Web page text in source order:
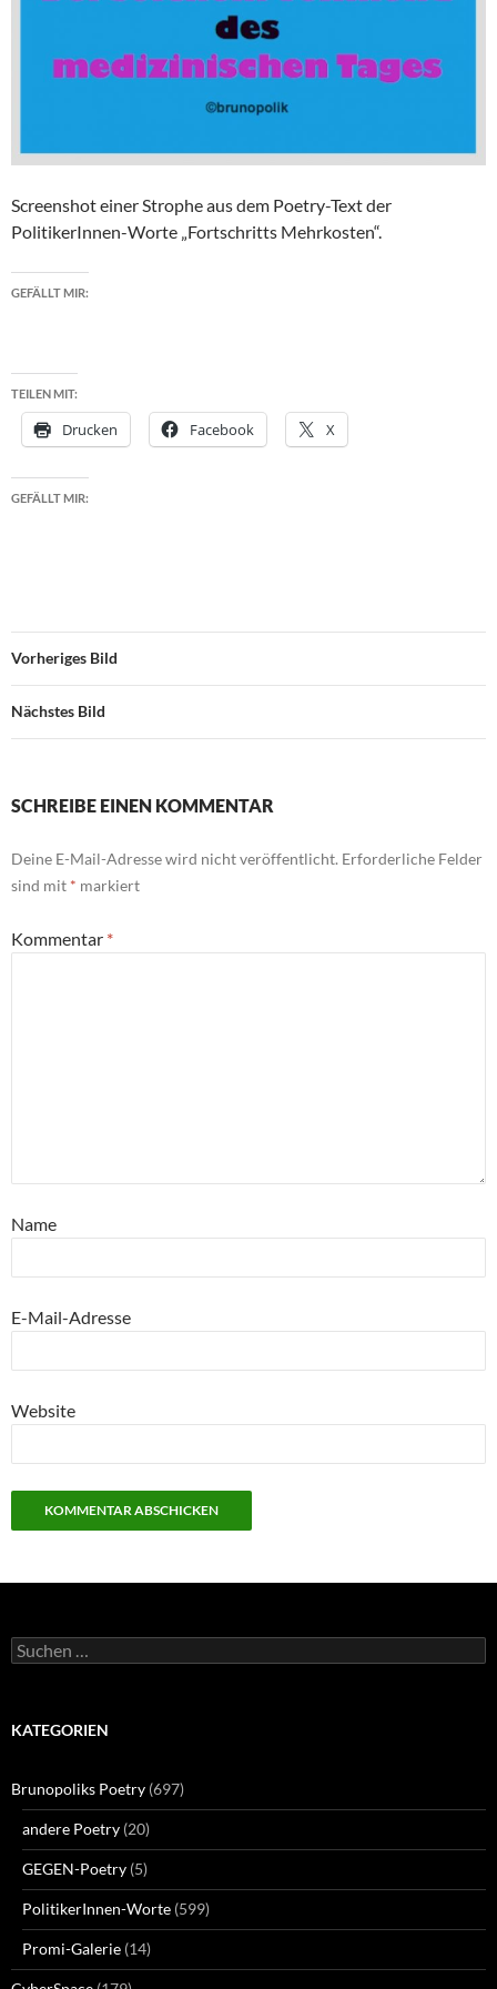
Screenshot einer Strophe aus dem Poetry-Text der
PolitikerInnen-Worte „Fortschritts Mehrkosten“.
GEFÄLLT MIR:
TEILEN MIT:
Drucken Facebook X
GEFÄLLT MIR:
Vorheriges Bild
Nächstes Bild
SCHREIBE EINEN KOMMENTAR
Deine E-Mail-Adresse wird nicht veröffentlicht. Erforderliche Felder
sind mit * markiert
Kommentar *
Name
E-Mail-Adresse
Website
Suchen
nach:
KATEGORIEN
Brunopoliks Poetry (697)
andere Poetry (20)
GEGEN-Poetry (5)
PolitikerInnen-Worte (599)
Promi-Galerie (14)